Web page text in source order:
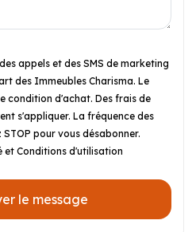
appels et des SMS de marketing
des Immeubles Charisma. Le
condition d'achat. Des frais de
s'appliquer. La fréquence des
pour vous désabonner.
Conditions d'utilisation
le message